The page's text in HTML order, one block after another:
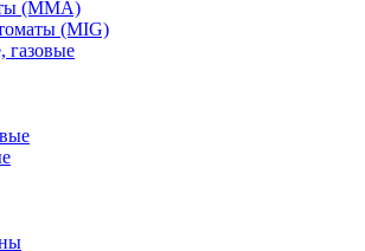
(MMA)
(MIG)
газовые